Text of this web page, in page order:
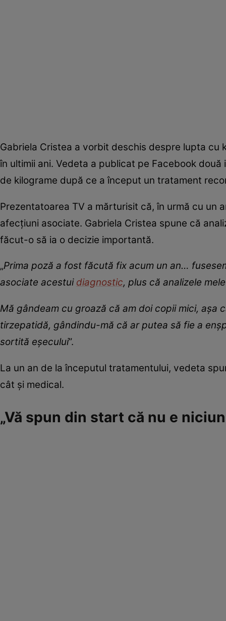
Gabriela Cristea a vorbit deschis despre lupta
în ultimii ani. Vedeta a publicat pe Facebook
de kilograme după ce a început un tratament
Prezentatoarea TV a mărturisit că, în urmă cu un
afecțiuni asociate. Gabriela Cristea spune că
făcut-o să ia o decizie importantă.
„Prima poză a fost făcută fix acum un an…
asociate acestui diagnostic, plus că analizele
Mă gândeam cu groază că am doi copii mici,
tirzepatidă, gândindu-mă că ar putea să fie a
sortită eșecului”.
La un an de la începutul tratamentului, vedeta
cât și medical.
„Vă spun din start că nu e